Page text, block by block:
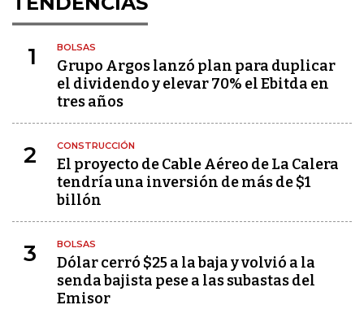
1 BOLSAS
Grupo Argos lanzó plan para duplicar
el dividendo y elevar 70% el Ebitda en
tres años
2 CONSTRUCCIÓN
El proyecto de Cable Aéreo de La Calera
tendría una inversión de más de $1
billón
3 BOLSAS
Dólar cerró $25 a la baja y volvió a la
senda bajista pese a las subastas del
Emisor